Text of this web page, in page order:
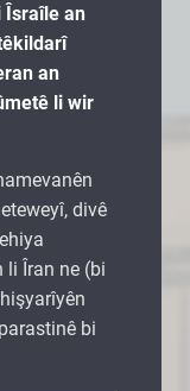
Îsraîle an
an
li wir
divê
li Îran ne (bi
bi